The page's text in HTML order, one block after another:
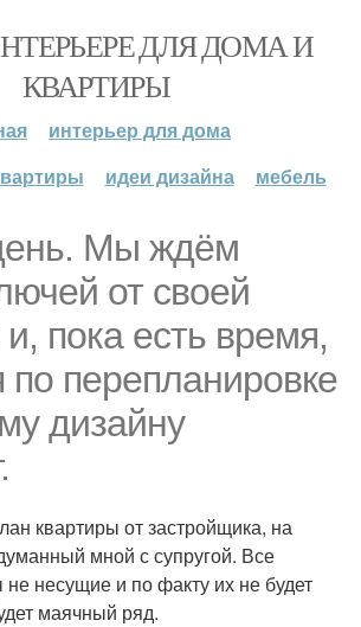
ДЛЯ ДОМА И
КВАРТИРЫ
интерьер для дома
идеи дизайна мебель
Мы ждём
от своей
пока есть время,
по перепланировке
дизайну
квартиры от застройщика, на
мной с супругой. Все
не несущие и по факту их не будет
маячный ряд.